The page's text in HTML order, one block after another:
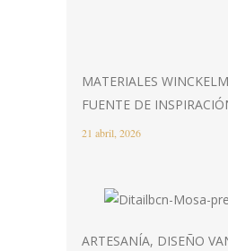
MATERIALES
FUENTE DE
21 abril, 2026
ARTESANÍA, DISEÑO